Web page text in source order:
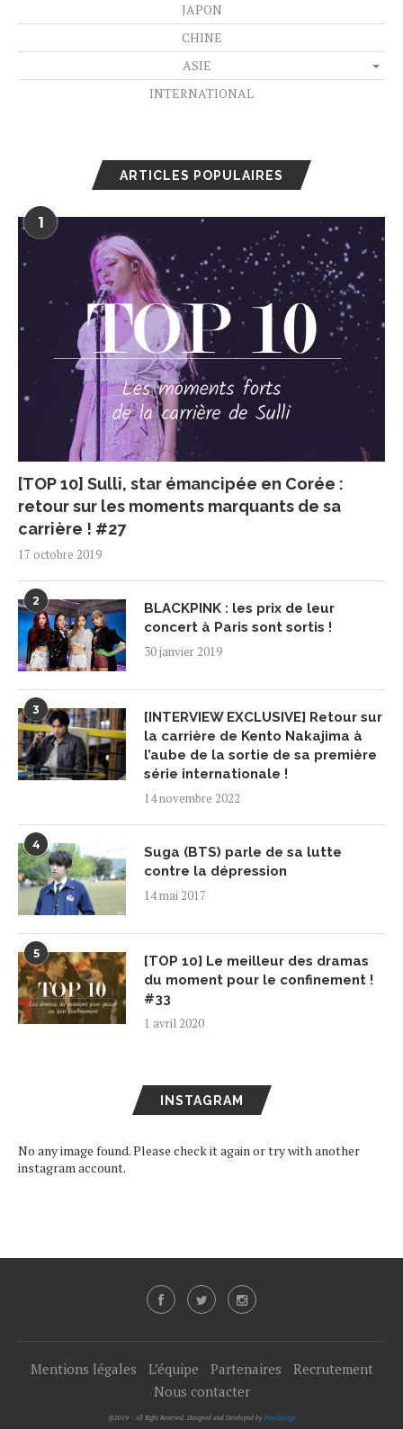
JAPON
CHINE
ASIE
INTERNATIONAL
ARTICLES POPULAIRES
1
[TOP 10] Sulli, star émancipée en Corée :
retour sur les moments marquants de sa
carrière ! #27
17 octobre 2019
2
BLACKPINK : les prix de leur
concert à Paris sont sortis !
30 janvier 2019
3
[INTERVIEW EXCLUSIVE] Retour sur
la carrière de Kento Nakajima à
l’aube de la sortie de sa première
série internationale !
14 novembre 2022
4
Suga (BTS) parle de sa lutte
contre la dépression
14 mai 2017
5
[TOP 10] Le meilleur des dramas
du moment pour le confinement !
#33
1 avril 2020
INSTAGRAM
No any image found. Please check it again or try with another
instagram account.
Mentions légales L’équipe Partenaires
Recrutement
Nous contacter
@2019 - All Right Reserved. Designed and Developed by PenciDesign